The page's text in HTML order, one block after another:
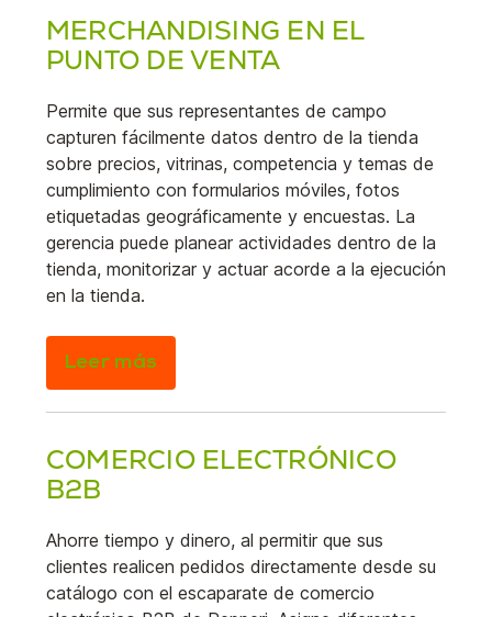
MERCHANDISING EN EL
PUNTO DE VENTA
Permite que sus representantes de campo
capturen fácilmente datos dentro de la tienda
sobre precios, vitrinas, competencia y temas de
cumplimiento con formularios móviles, fotos
etiquetadas geográficamente y encuestas. La
gerencia puede planear actividades dentro de la
tienda, monitorizar y actuar acorde a la ejecución
en la tienda.
Leer más
COMERCIO ELECTRÓNICO
B2B
Ahorre tiempo y dinero, al permitir que sus
clientes realicen pedidos directamente desde su
catálogo con el escaparate de comercio